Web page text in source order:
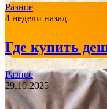
Разное
4 недели назад
Где купить
Разное
29.10.2025